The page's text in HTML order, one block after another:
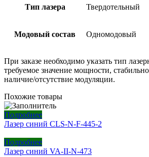
Тип лазера Твердотельный
Модовый состав Одномодовый
При заказе необходимо указать тип
требуемое значение мощности,
наличие/отсутствие модуляции.
Похожие товары
Подробнее
Лазер синий CLS-N-F-445-2
Подробнее
Лазер синий VA-II-N-473